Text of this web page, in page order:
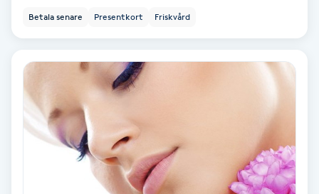
Radiofrekvens
Rakning
Betala senare Presentkort Friskvård